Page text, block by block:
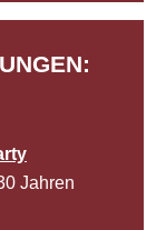
Jahren